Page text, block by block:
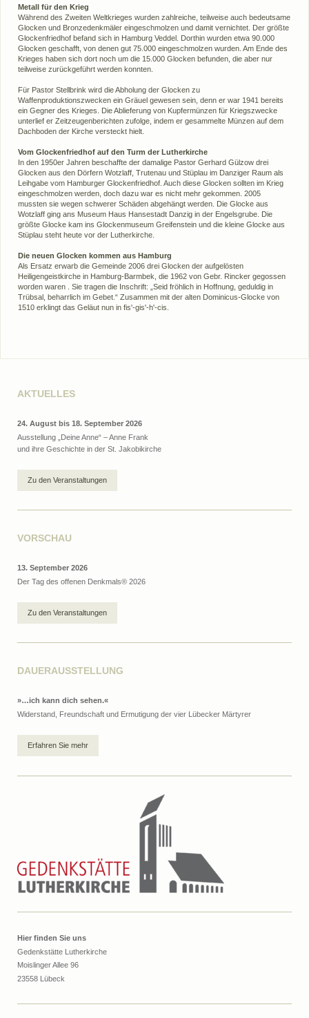
Metall für den Krieg
Während des Zweiten Weltkrieges wurden zahlreiche, teilweise auch bedeutsame
Glocken und Bronzedenkmäler eingeschmolzen und damit vernichtet. Der größte
Glockenfriedhof befand sich in Hamburg Veddel. Dorthin wurden etwa 90.000
Glocken geschafft, von denen gut 75.000 eingeschmolzen wurden. Am Ende des
Krieges haben sich dort noch um die 15.000 Glocken befunden, die aber nur
teilweise zurückgeführt werden konnten.
Für Pastor Stellbrink wird die Abholung der Glocken zu
Waffenproduktionszwecken ein Gräuel gewesen sein, denn er war 1941 bereits
ein Gegner des Krieges. Die Ablieferung von Kupfermünzen für Kriegszwecke
unterlief er Zeitzeugenberichten zufolge, indem er gesammelte Münzen auf dem
Dachboden der Kirche versteckt hielt.
Vom Glockenfriedhof auf den Turm der Lutherkirche
In den 1950er Jahren beschaffte der damalige Pastor Gerhard Gülzow drei
Glocken aus den Dörfern Wotzlaff, Trutenau und Stüplau im Danziger Raum als
Leihgabe vom Hamburger Glockenfriedhof. Auch diese Glocken sollten im Krieg
eingeschmolzen werden, doch dazu war es nicht mehr gekommen. 2005
mussten sie wegen schwerer Schäden abgehängt werden. Die Glocke aus
Wotzlaff ging ans Museum Haus Hansestadt Danzig in der Engelsgrube. Die
größte Glocke kam ins Glockenmuseum Greifenstein und die kleine Glocke aus
Stüplau steht heute vor der Lutherkirche.
Die neuen Glocken kommen aus Hamburg
Als Ersatz erwarb die Gemeinde 2006 drei Glocken der aufgelösten
Heiligengeistkirche in Hamburg-Barmbek, die 1962 von Gebr. Rincker gegossen
worden waren . Sie tragen die Inschrift: „Seid fröhlich in Hoffnung, geduldig in
Trübsal, beharrlich im Gebet.“ Zusammen mit der alten Dominicus-Glocke von
1510 erklingt das Geläut nun in fis'-gis'-h'-cis.
AKTUELLES
24. August bis 18. September 2026
Ausstellung „Deine Anne“ – Anne Frank
und ihre Geschichte in der St. Jakobikirche
Zu den Veranstaltungen
VORSCHAU
13. September 2026
Der Tag des offenen Denkmals® 2026
Zu den Veranstaltungen
DAUERAUSSTELLUNG
»…ich kann dich sehen.«
Widerstand, Freundschaft und Ermutigung der vier Lübecker Märtyrer
Erfahren Sie mehr
Hier finden Sie uns
Gedenkstätte Lutherkirche
Moislinger Allee 96
23558 Lübeck